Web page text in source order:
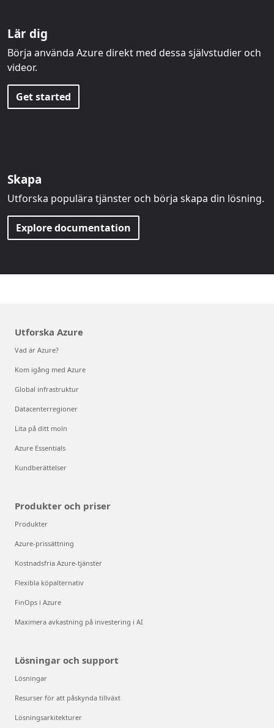
Lär dig
Börja använda Azure direkt med dessa självstudier och
videor.
Get started
Skapa
Utforska populära tjänster och börja skapa din lösning.
Explore documentation
Utforska Azure
Vad är Azure?
Kom igång med Azure
Global infrastruktur
Datacenterregioner
Lita på ditt moln
Azure Essentials
Kundberättelser
Produkter och priser
Produkter
Azure-prissättning
Kostnadsfria Azure-tjänster
Flexibla köpalternativ
FinOps i Azure
Maximera avkastning på investering i AI
Lösningar och support
Lösningar
Resurser för att påskynda tillväxt
Lösningsarkitekturer